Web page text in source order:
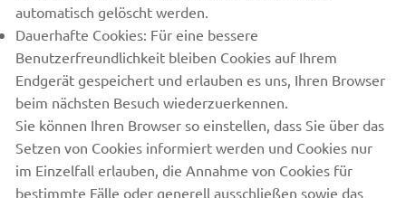
automatisch gelöscht werden.
Dauerhafte Cookies: Für eine bessere
Benutzerfreundlichkeit bleiben Cookies auf Ihrem
Endgerät gespeichert und erlauben es uns, Ihren Browser
beim nächsten Besuch wiederzuerkennen.
Sie können Ihren Browser so einstellen, dass Sie über das
Setzen von Cookies informiert werden und Cookies nur
im Einzelfall erlauben, die Annahme von Cookies für
bestimmte Fälle oder generell ausschließen sowie das